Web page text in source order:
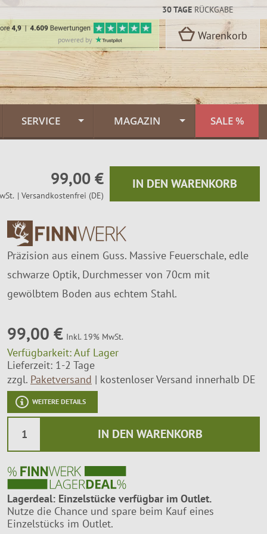
30 TAGERÜCKGABE
powered by Warenkorb
SERVICE
Versand & Lieferung
FINNWERK Qualität
Über uns
Montageservice
MAGAZIN
Feuerlachs Galerie
Muurikka Pfannen
Jagdmesser
SALE %
IN DEN WARENKORB
99,00 €
| Versandkostenfrei (DE)
Präzision aus einem Guss. Massive Feuerschale, edle
schwarze Optik, Durchmesser von 70cm mit
gewölbtem Boden aus echtem Stahl.
99,00 € Inkl. 19% MwSt.
Verfügbarkeit:Auf Lager
Lieferzeit: 1-2 Tage
zzgl. Paketversand kostenloser Versand innerhalb DE
WEITERE DETAILS
IN DEN WARENKORB
Lagerdeal: Einzelstücke verfügbar im Outlet.
Nutze die Chance und spare beim Kauf eines
Einzelstücks im Outlet.